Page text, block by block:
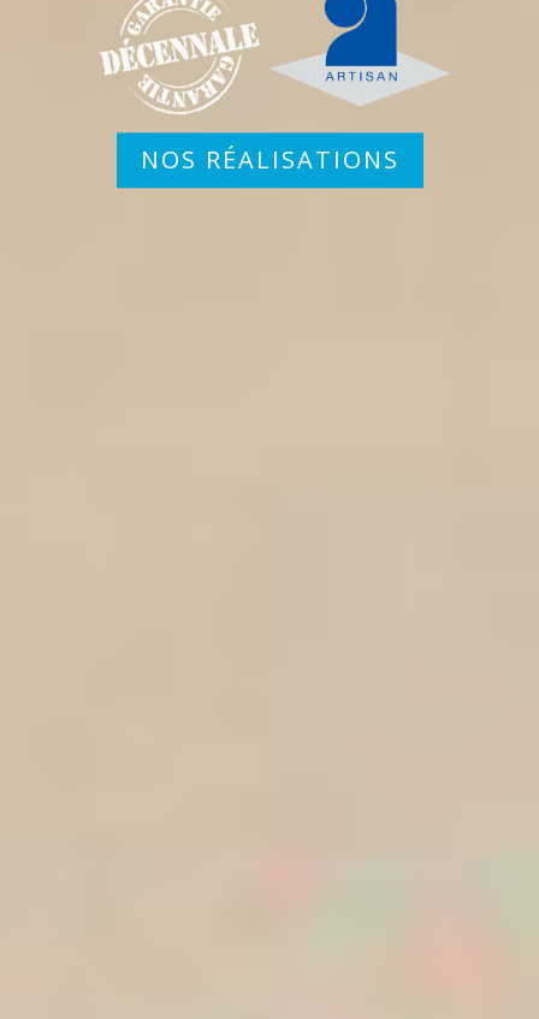
NOS RÉALISATIONS